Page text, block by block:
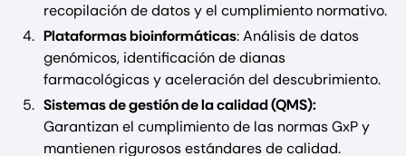
recopilación de datos y el cumplimiento normativo.
Plataformas bioinformáticas: Análisis de datos
genómicos, identificación de dianas
farmacológicas y aceleración del descubrimiento.
Sistemas de gestión de la calidad (QMS):
Garantizan el cumplimiento de las normas GxP y
mantienen rigurosos estándares de calidad.